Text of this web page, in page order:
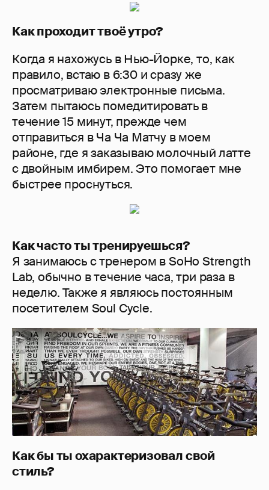
Как проходит твоё утро?
Когда я нахожусь в Нью-Йорке, то, как
правило, встаю в 6:30 и сразу же
просматриваю электронные письма.
Затем пытаюсь помедитировать в
течение 15 минут, прежде чем
отправиться в Ча Ча Матчу в моем
районе, где я заказываю молочный латте
с двойным имбирем. Это помогает мне
быстрее проснуться.
Как часто ты тренируешься?
Я занимаюсь с тренером в SoHo Strength
Lab, обычно в течение часа, три раза в
неделю. Также я являюсь постоянным
посетителем Soul Cycle.
Как бы ты охарактеризовал свой
стиль?